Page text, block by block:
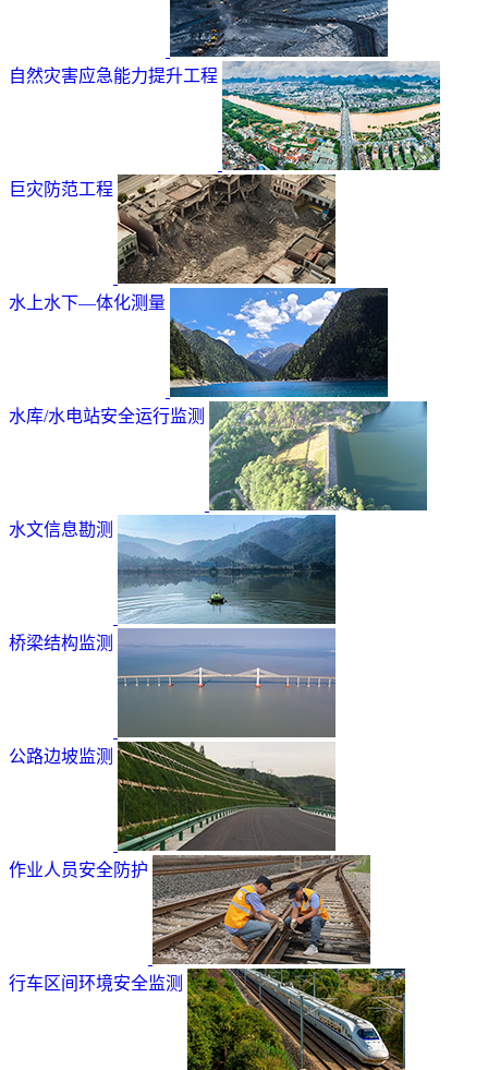
自然灾害应急能力提升工程
巨灾防范工程
水上水下—体化测量
水库/水电站安全运行监测
水文信息勘测
桥梁结构监测
公路边坡监测
作业人员安全防护
行车区间环境安全监测